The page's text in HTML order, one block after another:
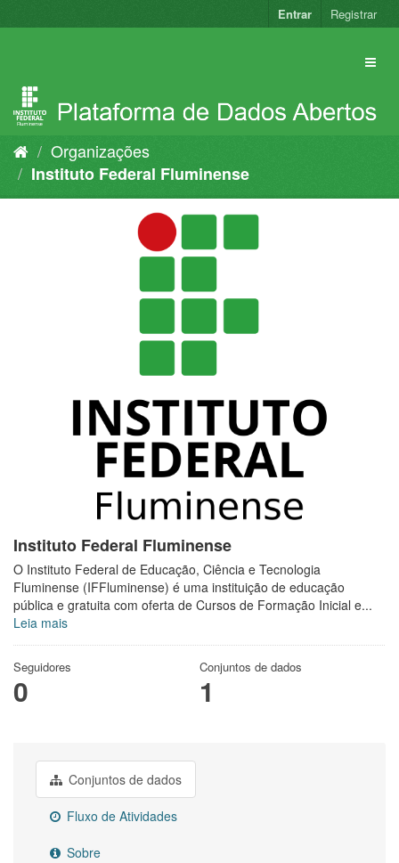
para
Entrar Registrar
Organizações
Instituto Federal Fluminense
Instituto Federal Fluminense
O Instituto Federal de Educação, Ciência e Tecnologia
Fluminense (IFFluminense) é uma instituição de educação
pública e gratuita com oferta de Cursos de Formação Inicial e...
Leia mais
Seguidores
0
Conjuntos de dados
1
Conjuntos de dados
Fluxo de Atividades
Sobre